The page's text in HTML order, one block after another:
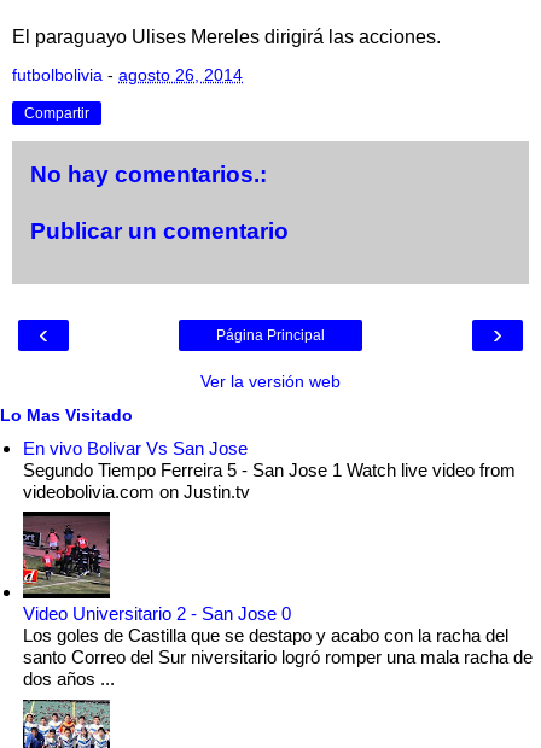
El paraguayo Ulises Mereles dirigirá las acciones.
futbolbolivia - agosto 26, 2014
Compartir
No hay comentarios.:
Publicar un comentario
‹ ›
Página Principal
Ver la versión web
Lo Mas Visitado
En vivo Bolivar Vs San Jose
Segundo Tiempo Ferreira 5 - San Jose 1 Watch live video from
videobolivia.com on Justin.tv
Video Universitario 2 - San Jose 0
Los goles de Castilla que se destapo y acabo con la racha del
santo Correo del Sur niversitario logró romper una mala racha de
dos años ...